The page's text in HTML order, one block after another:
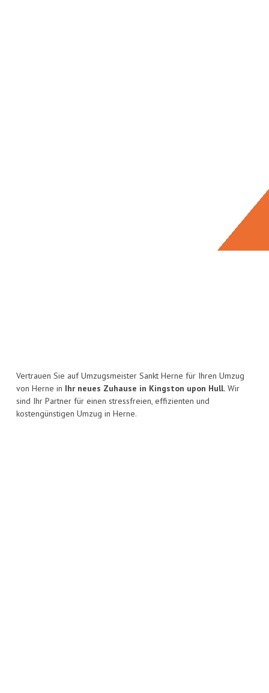
Vertrauen Sie auf Umzugsmeister Sankt Herne für Ihren Umzug
von Herne in Ihr neues Zuhause in Kingston upon Hull. Wir
sind Ihr Partner für einen stressfreien, effizienten und
kostengünstigen Umzug in Herne.